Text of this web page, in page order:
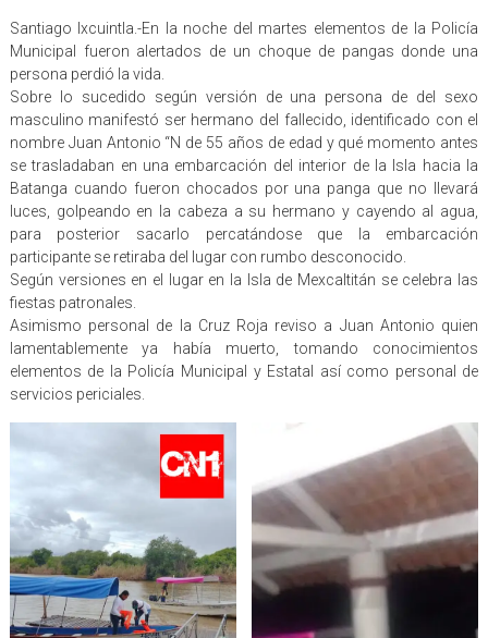
Santiago Ixcuintla.-En la noche del martes elementos de la Policía
Municipal fueron alertados de un choque de pangas donde una
persona perdió la vida.
Sobre lo sucedido según versión de una persona de del sexo
masculino manifestó ser hermano del fallecido, identificado con el
nombre Juan Antonio “N de 55 años de edad y qué momento antes
se trasladaban en una embarcación del interior de la Isla hacia la
Batanga cuando fueron chocados por una panga que no llevará
luces, golpeando en la cabeza a su hermano y cayendo al agua,
para posterior sacarlo percatándose que la embarcación
participante se retiraba del lugar con rumbo desconocido.
Según versiones en el lugar en la Isla de Mexcaltitán se celebra las
fiestas patronales.
Asimismo personal de la Cruz Roja reviso a Juan Antonio quien
lamentablemente ya había muerto, tomando conocimientos
elementos de la Policía Municipal y Estatal así como personal de
servicios periciales.